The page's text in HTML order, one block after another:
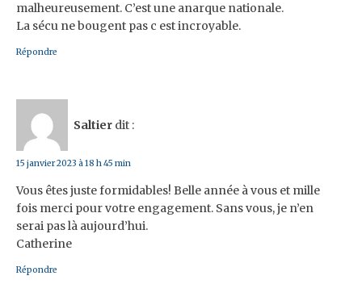
malheureusement. C’est une anarque nationale.
La sécu ne bougent pas c est incroyable.
Répondre
Saltier dit :
15 janvier 2023 à 18 h 45 min
Vous êtes juste formidables! Belle année à vous et mille
fois merci pour votre engagement. Sans vous, je n’en
serai pas là aujourd’hui.
Catherine
Répondre